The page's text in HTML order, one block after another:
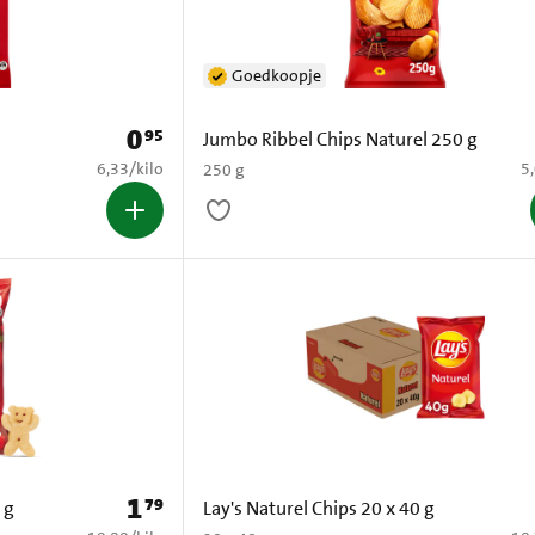
Prijs: € 0,95
095
€ 6,33 per kilo
6,33/kilo
Jumbo Ribbel Chips Naturel 250 g
250 g
Goedkoopje
€
Prijs: € 1,79
179
Lay's Naturel Chips 20 x 40 g